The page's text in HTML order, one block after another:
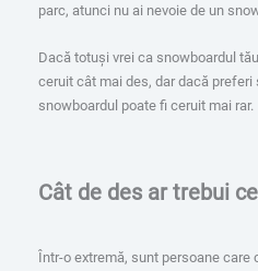
parc, atunci nu ai nevoie de un
Dacă totuși vrei ca snowboardul
ceruit cât mai des, dar dacă
snowboardul poate fi ceruit mai rar.
Cât de des ar trebui
Într-o extremă, sunt persoane care